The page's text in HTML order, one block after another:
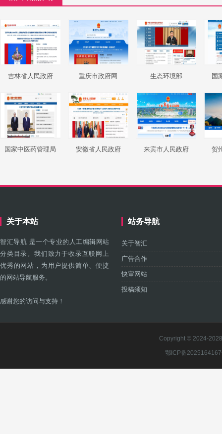
吉林省人民政府 重庆市政府网 生态环境部 国
国家中医药管理局 安徽省人民政府 来宾市人民政府 贺
关于本站
智汇导航 是一个专业的人工编辑网站
分类目录。我们致力于收录互联网上
优秀的网站，为用户提供简单、便捷
的网站导航服务。
感谢您的访问与支持！
站务导航
关于智汇
广告合作
快审网站
投稿须知
Copyright © 2024-
鄂ICP备